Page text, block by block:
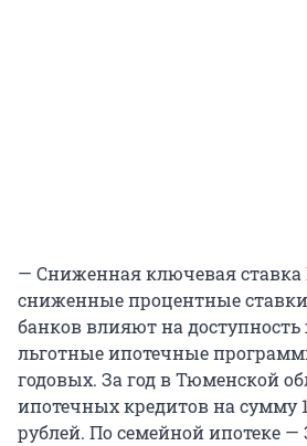
— Сниженная ключевая ставка
сниженные процентные ставки
банков влияют на
льготные ипотечные
годовых. За год в Тюменской
ипотечных кредитов на сумму
рублей. По семейной ипотеке —